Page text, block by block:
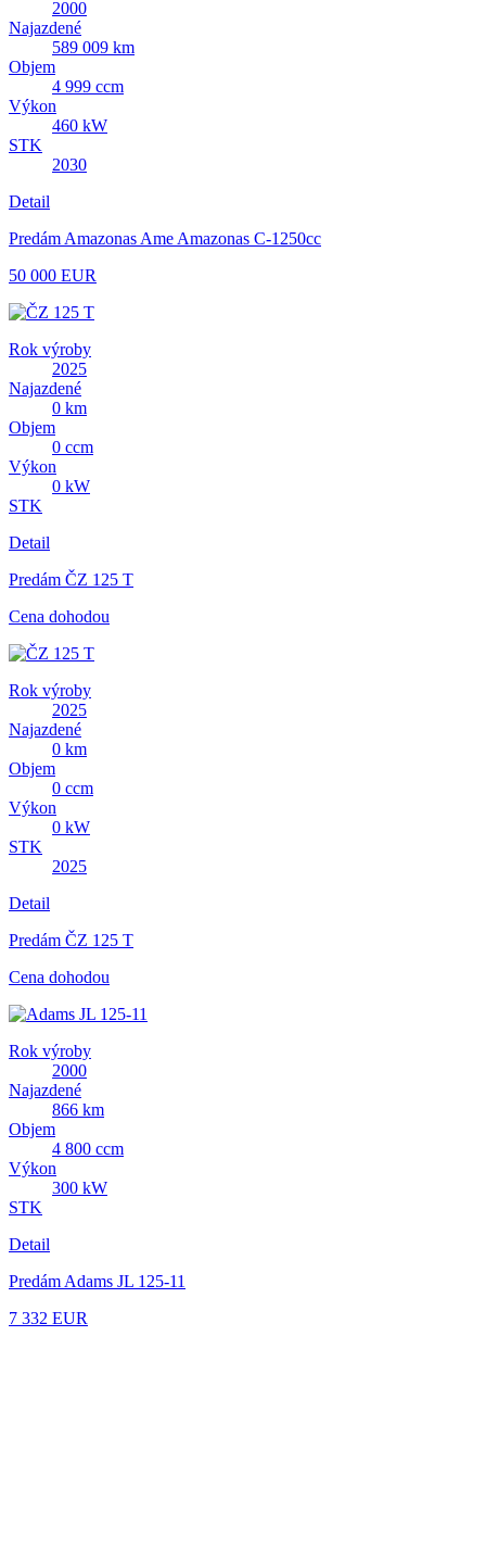
2000
Najazdené
589 009 km
Objem
4 999 ccm
Výkon
460 kW
STK
2030
Detail
Predám Amazonas Ame Amazonas C-1250cc
50 000 EUR
Rok výroby
2025
Najazdené
0 km
Objem
0 ccm
Výkon
0 kW
STK
Detail
Predám ČZ 125 T
Cena dohodou
Rok výroby
2025
Najazdené
0 km
Objem
0 ccm
Výkon
0 kW
STK
2025
Detail
Predám ČZ 125 T
Cena dohodou
Rok výroby
2000
Najazdené
866 km
Objem
4 800 ccm
Výkon
300 kW
STK
Detail
Predám Adams JL 125-11
7 332 EUR